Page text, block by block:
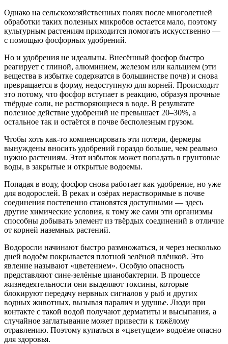
Однако на сельскохозяйственных полях после многолетней
обработки таких полезных микробов остается мало, поэтому
культурным растениям приходится помогать искусственно —
с помощью фосфорных удобрений.
Но и удобрения не идеальны. Внесённый фосфор быстро
реагирует с глиной, алюминием, железом или кальцием (эти
вещества в избытке содержатся в большинстве почв) и снова
превращается в форму, недоступную для корней. Происходит
это потому, что фосфор вступает в реакцию, образуя прочные
твёрдые соли, не растворяющиеся в воде. В результате
полезное действие удобрений не превышает 20–30%, а
остальное так и остаётся в почве бесполезным грузом.
Чтобы хоть как-то компенсировать эти потери, фермеры
вынуждены вносить удобрений гораздо больше, чем реально
нужно растениям. Этот избыток может попадать в грунтовые
воды, в закрытые и открытые водоемы.
Попадая в воду, фосфор снова работает как удобрение, но уже
для водорослей. В реках и озёрах нерастворимые в почве
соединения постепенно становятся доступными — здесь
другие химические условия, к тому же сами эти организмы
способны добывать элемент из твёрдых соединений в отличие
от корней наземных растений.
Водоросли начинают быстро размножаться, и через несколько
дней водоём покрывается плотной зелёной плёнкой. Это
явление называют «цветением». Особую опасность
представляют сине-зелёные цианобактерии. В процессе
жизнедеятельности они выделяют токсины, которые
блокируют передачу нервных сигналов у рыб и других
водных животных, вызывая паралич и удушье. Люди при
контакте с такой водой получают дерматиты и высыпания, а
случайное заглатывание может привести к тяжёлому
отравлению. Поэтому купаться в «цветущем» водоёме опасно
для здоровья.